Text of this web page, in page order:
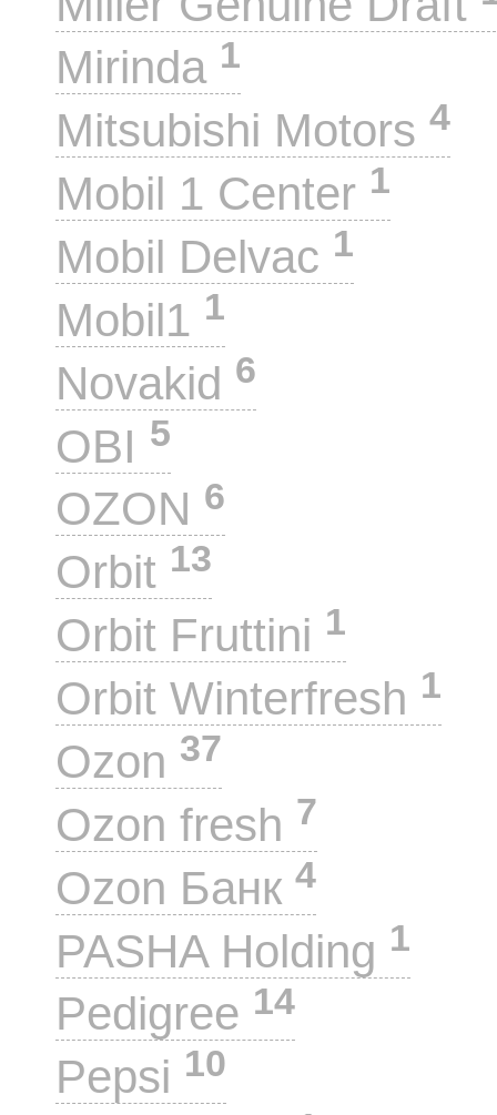
Mirinda 1
Mitsubishi Motors 4
Mobil 1 Center 1
Mobil Delvac 1
Mobil1 1
Novakid 6
OBI 5
OZON 6
Orbit 13
Orbit Fruttini 1
Orbit Winterfresh 1
Ozon 37
Ozon fresh 7
Ozon Банк 4
PASHA Holding 1
Pedigree 14
Pepsi 10